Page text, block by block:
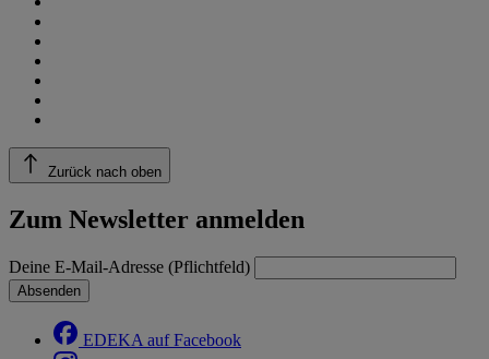
Zurück nach oben
Zum Newsletter anmelden
Deine E-Mail-Adresse (Pflichtfeld)
Absenden
EDEKA auf Facebook